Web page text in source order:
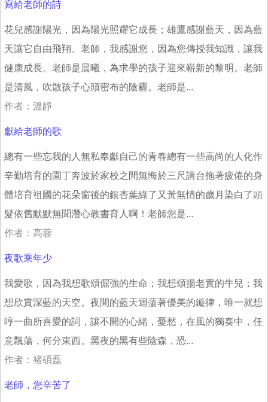
寫給老師的詩
花兒感謝陽光，因為陽光照耀它成長；雄鷹感謝藍天，因為藍
天讓它自由飛翔。老師，我感謝您，因為您傳授我知識，讓我
健康成長。老師是晨曦，為求學的孩子迎來嶄新的黎明。老師
是清風，吹散孩子心頭密布的陰霾。老師是...
作者：溫靜
獻給老師的歌
總有一些忘我的人無私奉獻自己的青春總有一些高尚的人化作
辛勤培育的園丁奔波於家校之間無悔於三尺講台拖著疲倦的身
體培育祖國的花朵窗後的銀杏葉綠了又黃無情的歲月染白了頭
髮依舊默默無聞潛心教書育人啊！老師您是...
作者：高蓉
夜歌乘年少
我愛歌，因為我想歌頌倔強的生命；我想頌揚老實的牛兒；我
想欣賞深藍的天空。夜間的藍天迴蕩著優美的鏇律，唯一就想
哼一曲所喜愛的詞，讓不開的心緒，憂愁，在風的獨奏中，任
意飄蕩，何分東西。黑夜的黑有些陰森，恐...
作者：褚碩磊
老師，您辛苦了